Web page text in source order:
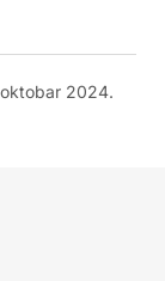
2024.